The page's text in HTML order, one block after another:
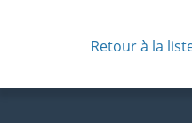
Retour à la